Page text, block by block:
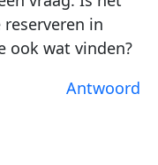
in
ook wat vinden?
Antwoord